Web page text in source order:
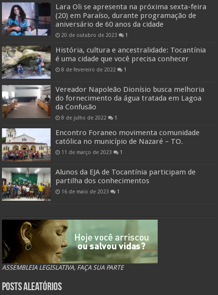
Lara Oli se apresenta na próxima sexta-feira
(20) em Paraíso, durante programação de
aniversário de 60 anos da cidade
20 de outubro de 2023 1
História, cultura e ancestralidade: Tocantínia
é uma cidade que você precisa conhecer
8 de fevereiro de 2022 1
Vereador Napoleão Dionísio busca melhoria
do fornecimento da água tratada em Lagoa
da Confusão
8 de julho de 2022 1
Encontro Foraneo movimenta comunidade
católica no município de Nazaré – TO.
11 de março de 2023 1
Alunos da EJA de Tocantínia participam de
partilha dos conhecimentos
16 de maio de 2023 1
ASSEMBLEIA LEGISLATIVA, FAÇA SUA PARTE
Posts Aleatórios